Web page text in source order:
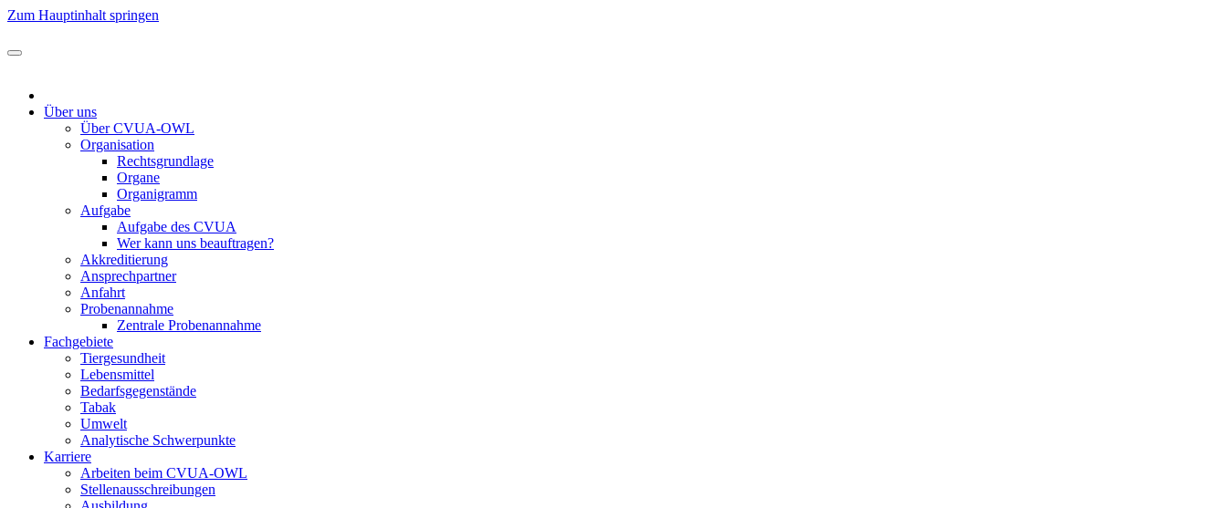
Zum Hauptinhalt springen
Über uns
Über CVUA-OWL
Organisation
Rechtsgrundlage
Organe
Organigramm
Aufgabe
Aufgabe des CVUA
Wer kann uns beauftragen?
Akkreditierung
Ansprechpartner
Anfahrt
Probenannahme
Zentrale Probenannahme
Fachgebiete
Tiergesundheit
Lebensmittel
Bedarfsgegenstände
Tabak
Umwelt
Analytische Schwerpunkte
Karriere
Arbeiten beim CVUA-OWL
Stellenausschreibungen